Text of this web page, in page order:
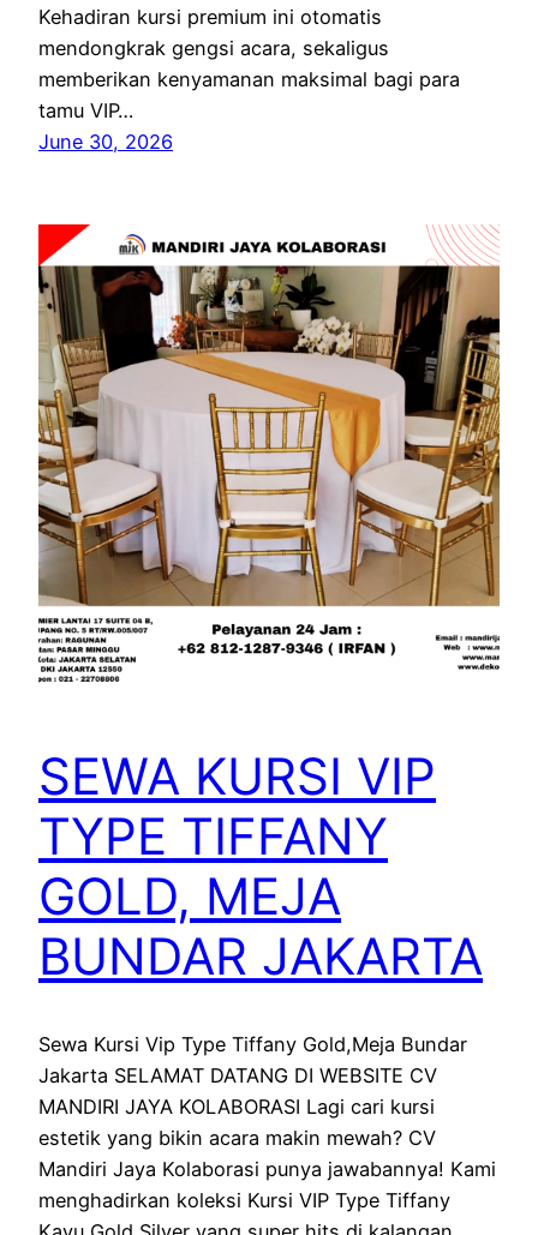
Kehadiran kursi premium ini otomatis
mendongkrak gengsi acara, sekaligus
memberikan kenyamanan maksimal bagi para
tamu VIP…
June 30, 2026
SEWA KURSI VIP
TYPE TIFFANY
GOLD, MEJA
BUNDAR JAKARTA
Sewa Kursi Vip Type Tiffany Gold,Meja Bundar
Jakarta SELAMAT DATANG DI WEBSITE CV
MANDIRI JAYA KOLABORASI Lagi cari kursi
estetik yang bikin acara makin mewah? CV
Mandiri Jaya Kolaborasi punya jawabannya! Kami
menghadirkan koleksi Kursi VIP Type Tiffany